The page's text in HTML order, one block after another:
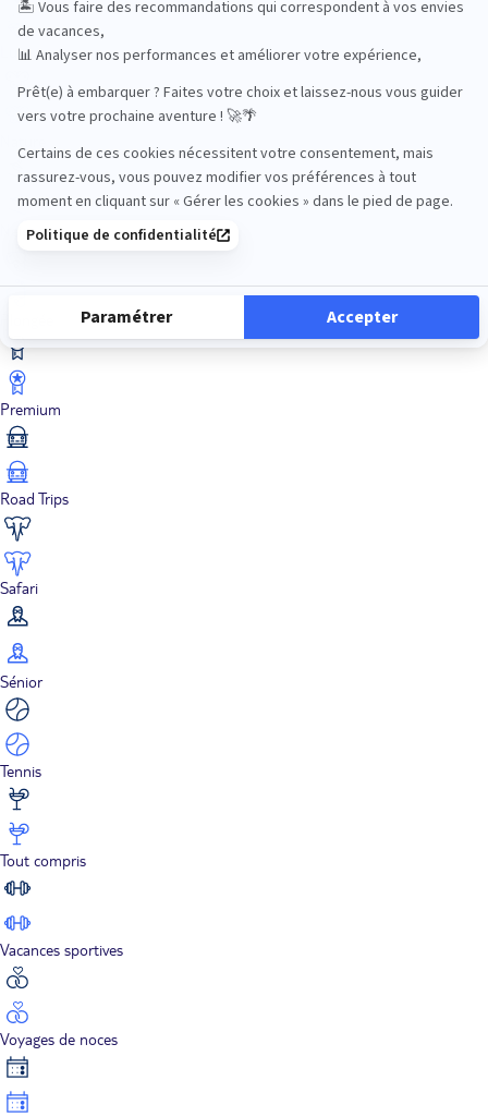
Luxe
Neige
Premium
Road Trips
Safari
Sénior
Tennis
Tout compris
Vacances sportives
Voyages de noces